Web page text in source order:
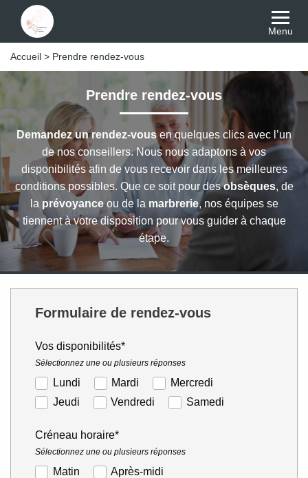
Menu
Accueil > Prendre rendez-vous
Prendre rendez-vous
Demandez un rendez-vousen quelques clics avec l’un
de nos conseillers. Nous nous adaptons à vos
disponibilités afin de vous recevoir dans les meilleures
conditions possibles. Que ce soit pour desobsèques, de
la prévoyanceou de la marbrerie, nos équipes se
tiennent à votre disposition pour vous guider à chaque
étape.
Formulaire de rendez-vous
Vos disponibilités*
Sélectionnez une ou plusieurs réponses
Lundi Mardi
Mercredi
Jeudi
Vendredi Samedi
Créneau horaire*
Sélectionnez une ou plusieurs réponses
Matin Après-midi